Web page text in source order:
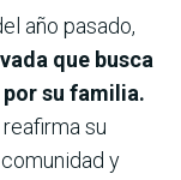
año pasado,
que busca
su familia.
su
y